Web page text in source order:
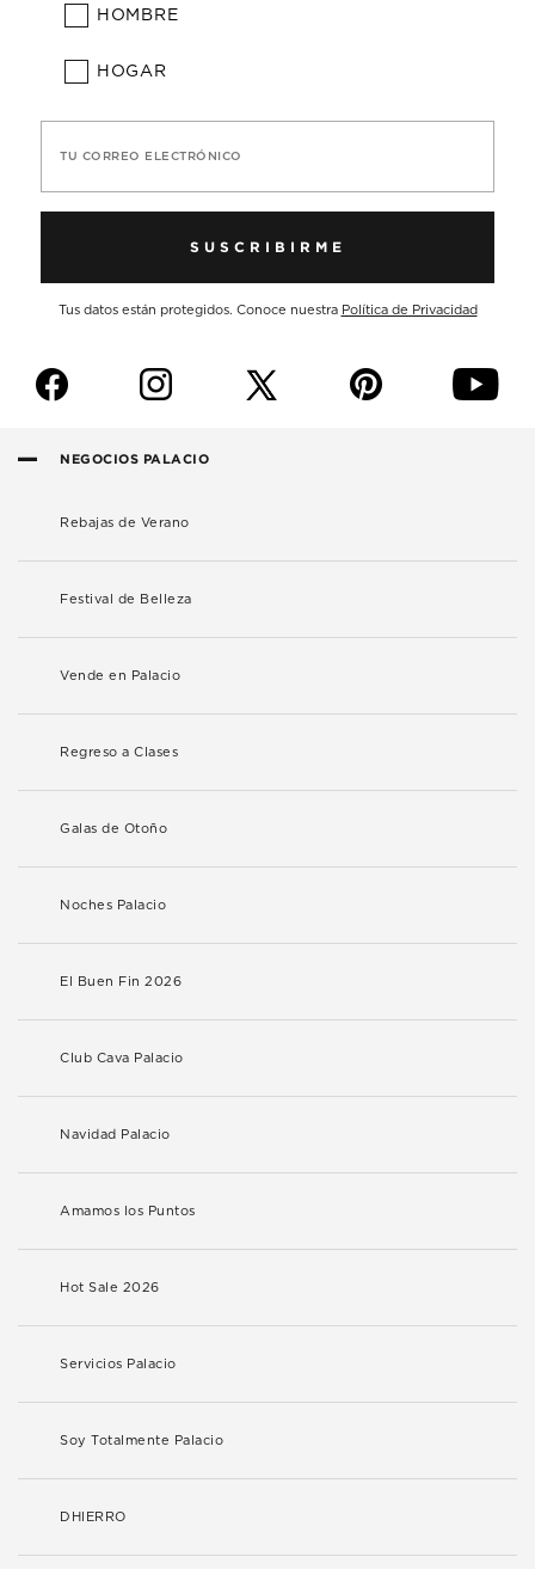
HOMBRE
HOGAR
TU CORREO ELECTRÓNICO
SUSCRIBIRME
Tus datos están protegidos. Conoce nuestra Política de Privacidad
f i p y
NEGOCIOS PALACIO
Rebajas de Verano
Festival de Belleza
Vende en Palacio
Regreso a Clases
Galas de Otoño
Noches Palacio
El Buen Fin 2026
Club Cava Palacio
Navidad Palacio
Amamos los Puntos
Hot Sale 2026
Servicios Palacio
Soy Totalmente Palacio
DHIERRO